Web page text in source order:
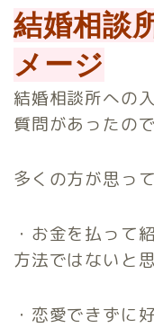
結婚相談
メージ
結婚相談所への
質問があったの
多くの方が思っ
・お金を払って
方法ではないと
・恋愛できずに